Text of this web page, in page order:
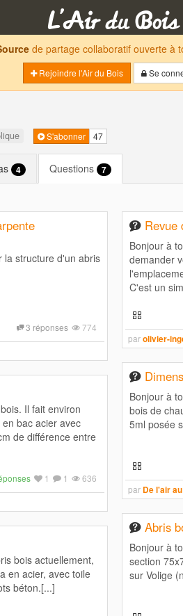
de partage collaboratif ouverte à
Rejoindre l'Air du Bois
Se
S'abonner 47
4 Questions 7
la structure d'un abris
774
3 réponses
Revue
Bonjour à
demander
C'est un
parolivier-
Bonjour à
bois de
5ml posée
par De l'air
Il fait environ
bac acier avec
de différence entre
636
1
1
Abris
Bonjour à
section
sur Volige
bois actuellement,
en acier, avec toile
béton.[...]